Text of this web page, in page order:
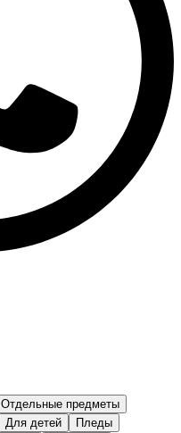
Отдельные предметы
Для детей
Пледы